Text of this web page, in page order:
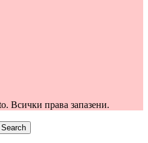
Всички права запазени.
Search